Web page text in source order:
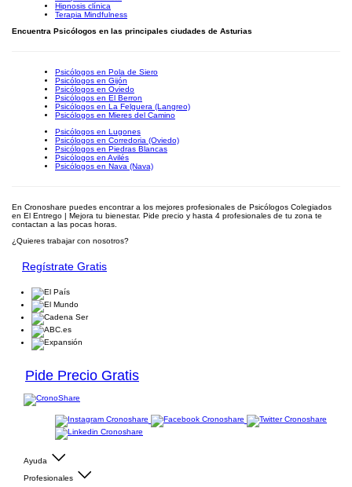
Hipnosis clínica
Terapia Mindfulness
Encuentra Psicólogos en las principales ciudades de Asturias
Psicólogos en Pola de Siero
Psicólogos en Gijón
Psicólogos en Oviedo
Psicólogos en El Berron
Psicólogos en La Felguera (Langreo)
Psicólogos en Mieres del Camino
Psicólogos en Lugones
Psicólogos en Corredoria (Oviedo)
Psicólogos en Piedras Blancas
Psicólogos en Avilés
Psicólogos en Nava (Nava)
En Cronoshare puedes encontrar a los mejores profesionales de Psicólogos Colegiados
en El Entrego | Mejora tu bienestar. Pide precio y hasta 4 profesionales de tu zona te
contactan a las pocas horas.
¿Quieres trabajar con nosotros?
Regístrate Gratis
Pide Precio Gratis
Ayuda
Profesionales